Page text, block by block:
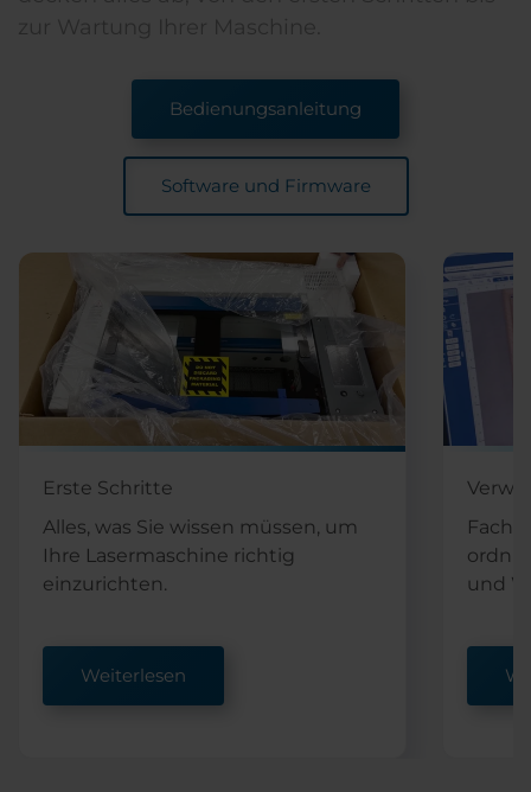
Bedienungsanleitung
Software und Firmware
Erste Schritte
Alles, was Sie wissen müssen, um
Ihre Lasermaschine richtig
einzurichten.
Weiterlesen
und